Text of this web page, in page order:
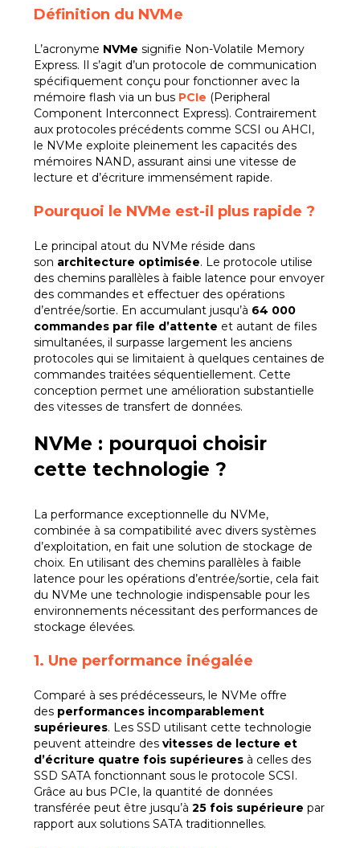
Définition du NVMe
L’acronyme NVMe signifie Non-Volatile Memory
Express. Il s’agit d’un protocole de communication
spécifiquement conçu pour fonctionner avec la
mémoire flash via un bus PCIe (Peripheral
Component Interconnect Express). Contrairement
aux protocoles précédents comme SCSI ou AHCI,
le NVMe exploite pleinement les capacités des
mémoires NAND, assurant ainsi une vitesse de
lecture et d’écriture immensément rapide.
Pourquoi le NVMe est-il plus rapide ?
Le principal atout du NVMe réside dans
son architecture optimisée. Le protocole utilise
des chemins parallèles à faible latence pour envoyer
des commandes et effectuer des opérations
d’entrée/sortie. En accumulant jusqu’à 64 000
commandes par file d’attente et autant de files
simultanées, il surpasse largement les anciens
protocoles qui se limitaient à quelques centaines de
commandes traitées séquentiellement. Cette
conception permet une amélioration substantielle
des vitesses de transfert de données.
NVMe : pourquoi choisir
cette technologie ?
La performance exceptionnelle du NVMe,
combinée à sa compatibilité avec divers systèmes
d’exploitation, en fait une solution de stockage de
choix. En utilisant des chemins parallèles à faible
latence pour les opérations d’entrée/sortie, cela fait
du NVMe une technologie indispensable pour les
environnements nécessitant des performances de
stockage élevées.
1. Une performance inégalée
Comparé à ses prédécesseurs, le NVMe offre
des performances incomparablement
supérieures. Les SSD utilisant cette technologie
peuvent atteindre desvitesses de lecture et
d’écriture quatre fois supérieures à celles des
SSD SATA fonctionnant sous le protocole SCSI.
Grâce au bus PCIe, la quantité de données
transférée peut être jusqu’à25 fois supérieure par
rapport aux solutions SATA traditionnelles.